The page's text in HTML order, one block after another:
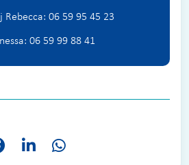
Rebecca: 06 59 95 45 23
06 59 99 88 41